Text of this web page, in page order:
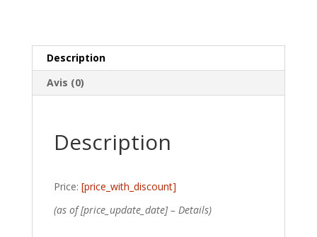
Description
Avis (0)
Description
Price: [price_with_discount]
(as of [price_update_date] – Details)